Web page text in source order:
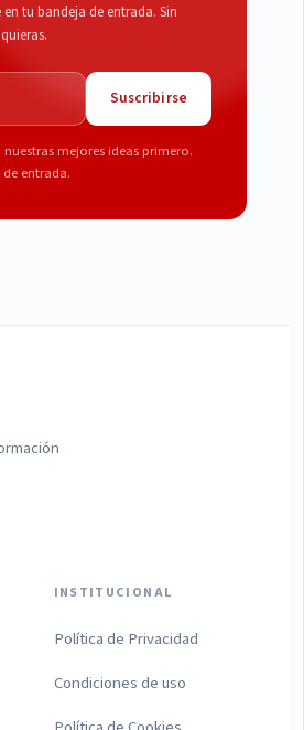
tu bandeja de entrada. Sin
Suscribirse
mejores ideas primero.
entrada.
INSTITUCIONAL
Política de Privacidad
Condiciones de uso